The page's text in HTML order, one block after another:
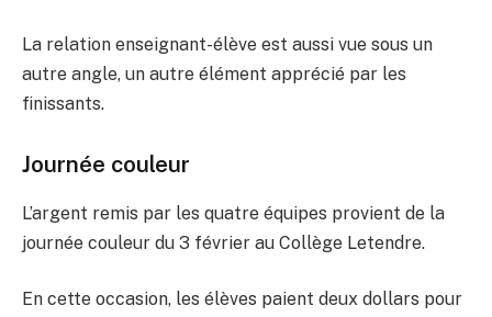
La relation enseignant-élève est aussi vue sous un
autre angle, un autre élément apprécié par les
finissants.
Journée couleur
L’argent remis par les quatre équipes provient de la
journée couleur du 3 février au Collège Letendre.
En cette occasion, les élèves paient deux dollars pour